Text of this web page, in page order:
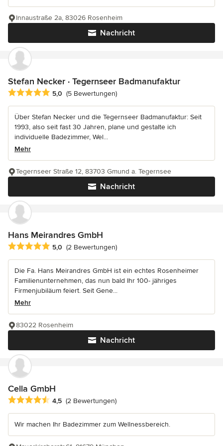
Nachricht
Innaustraße 2a, 83026 Rosenheim
Stefan Necker · Tegernseer Badmanufaktur
Durchschnittliche Bewertung: 5 von 5 Sternen
5,0 (5 Bewertungen)
Über Stefan Necker und die Tegernseer Badmanufaktur: Seit
1993, also seit fast 30 Jahren, plane und gestalte ich
individuelle Badezimmer, Wel...
Mehr
Nachricht
Tegernseer Straße 12, 83703 Gmund a. Tegernsee
Hans Meirandres GmbH
Durchschnittliche Bewertung: 5 von 5 Sternen
5,0 (2 Bewertungen)
Die Fa. Hans Meirandres GmbH ist ein echtes Rosenheimer
Familienunternehmen, das nun bald Ihr 100- jähriges
Firmenjubiläum feiert. Seit Gene...
Mehr
Nachricht
83022 Rosenheim
Cella GmbH
Durchschnittliche Bewertung: 4.5 von 5 Sternen
4,5 (2 Bewertungen)
Wir machen Ihr Badezimmer zum Wellnessbereich.